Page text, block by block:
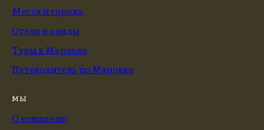
Места и города
Отели и риады
Туры в Марокко
Путеводитель по Марокко
МЫ
О компании